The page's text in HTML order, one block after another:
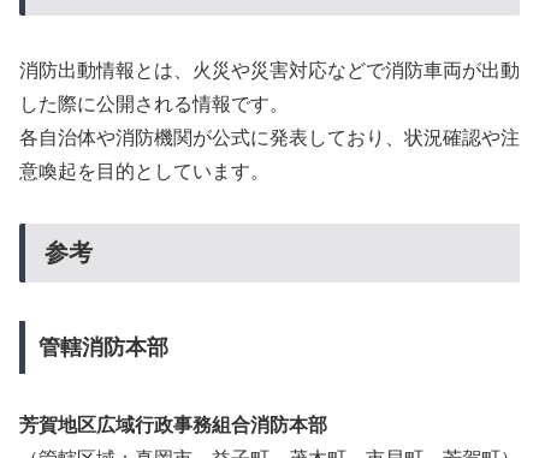
消防出動情報とは、火災や災害対応などで消防車両が出動
した際に公開される情報です。
各自治体や消防機関が公式に発表しており、状況確認や注
意喚起を目的としています。
参考
管轄消防本部
芳賀地区広域行政事務組合消防本部